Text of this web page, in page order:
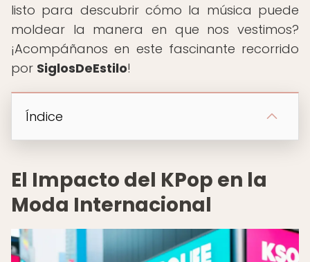
listo para descubrir cómo la música puede
moldear la manera en que nos vestimos?
¡Acompáñanos en este fascinante recorrido
por SiglosDeEstilo!
Índice
El Impacto del KPop en la
Moda Internacional